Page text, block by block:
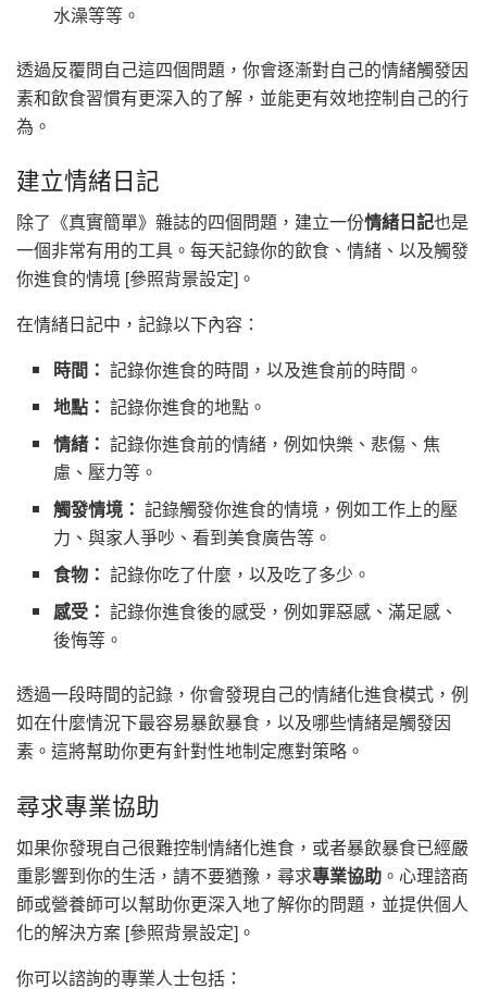
水澡等等。
透過反覆問自己這四個問題，你會逐漸對自己的情緒觸發因
素和飲食習慣有更深入的了解，並能更有效地控制自己的行
為。
建立情緒日記
除了《真實簡單》雜誌的四個問題，建立一份情緒日記也是
一個非常有用的工具。每天記錄你的飲食、情緒、以及觸發
你進食的情境 [參照背景設定]。
在情緒日記中，記錄以下內容：
時間： 記錄你進食的時間，以及進食前的時間。
地點： 記錄你進食的地點。
情緒： 記錄你進食前的情緒，例如快樂、悲傷、焦
慮、壓力等。
觸發情境： 記錄觸發你進食的情境，例如工作上的壓
力、與家人爭吵、看到美食廣告等。
食物： 記錄你吃了什麼，以及吃了多少。
感受： 記錄你進食後的感受，例如罪惡感、滿足感、
後悔等。
透過一段時間的記錄，你會發現自己的情緒化進食模式，例
如在什麼情況下最容易暴飲暴食，以及哪些情緒是觸發因
素。這將幫助你更有針對性地制定應對策略。
尋求專業協助
如果你發現自己很難控制情緒化進食，或者暴飲暴食已經嚴
重影響到你的生活，請不要猶豫，尋求專業協助 。心理諮商
師或營養師可以幫助你更深入地了解你的問題，並提供個人
化的解決方案 [參照背景設定]。
你可以諮詢的專業人士包括：